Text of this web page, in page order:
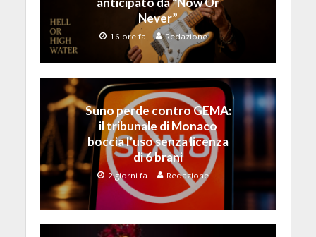
Never”
16 ore fa Redazione
Suno perde contro GEMA:
il tribunale di Monaco
boccia l’uso senza licenza
di 6 brani
2 giorni fa Redazione